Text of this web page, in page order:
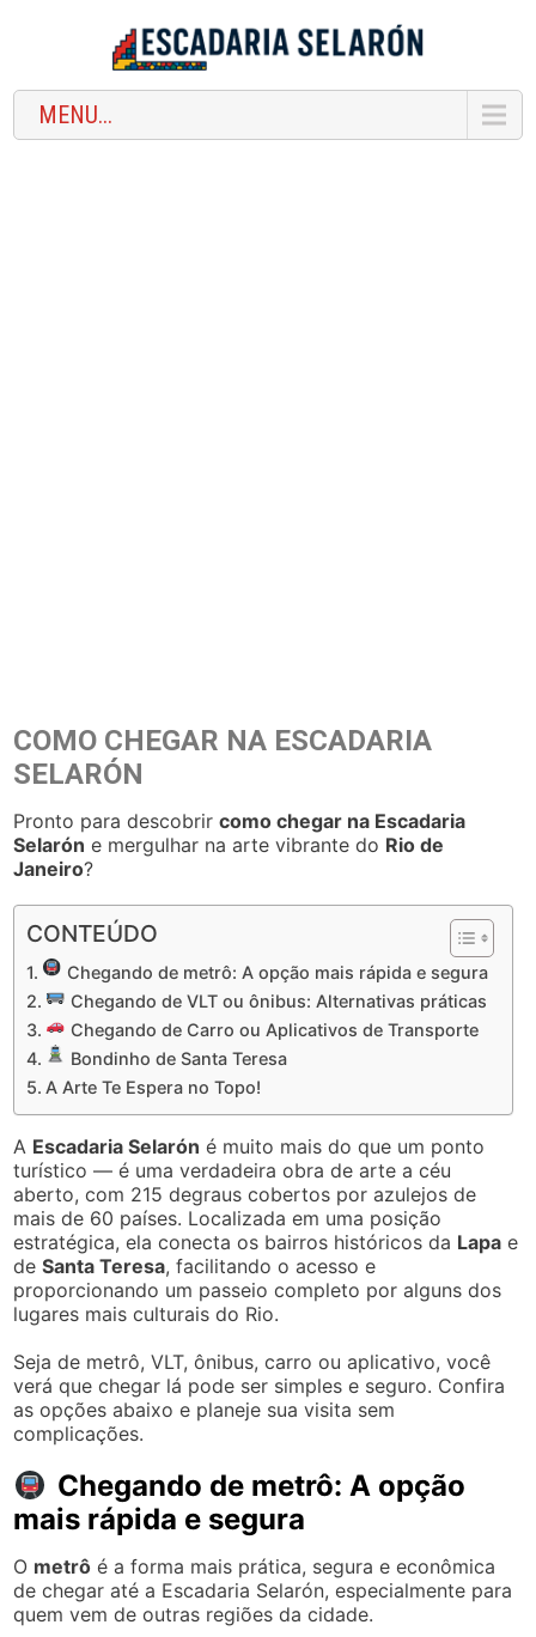
MENU...
COMO CHEGAR NA ESCADARIA
SELARÓN
Pronto para descobrircomo chegar na Escadaria
Selarón e mergulhar na arte vibrante do Rio de
Janeiro?
CONTEÚDO
Chegando de metrô: A opção mais rápida e segura
Chegando de VLT ou ônibus: Alternativas práticas
Chegando de Carro ou Aplicativos de Transporte
Bondinho de Santa Teresa
A Arte Te Espera no Topo!
A Escadaria Selarón é muito mais do que um ponto
turístico — é uma verdadeira obra de arte a céu
aberto, com 215 degraus cobertos por azulejos de
mais de 60 países. Localizada em uma posição
estratégica, ela conecta os bairros históricos da Lapa e
deSanta Teresa, facilitando o acesso e
proporcionando um passeio completo por alguns dos
lugares mais culturais do Rio.
Seja de metrô, VLT, ônibus, carro ou aplicativo, você
verá que chegar lá pode ser simples e seguro. Confira
as opções abaixo e planeje sua visita sem
complicações.
Chegando de metrô: A opção
mais rápida e segura
O metrô é a forma mais prática, segura e econômica
de chegar até a Escadaria Selarón, especialmente para
quem vem de outras regiões da cidade.